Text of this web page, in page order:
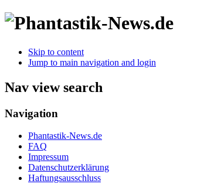
Skip to content
Jump to main navigation and login
Nav view search
Navigation
Phantastik-News.de
FAQ
Impressum
Datenschutzerklärung
Haftungsausschluss